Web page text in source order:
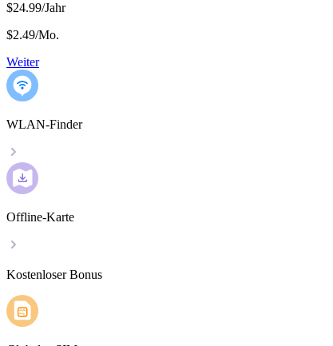
$24.99/Jahr
$2.49/Mo.
Weiter
WLAN-Finder
Offline-Karte
Kostenloser Bonus